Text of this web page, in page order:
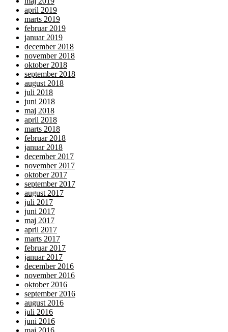
april 2019
marts 2019
februar 2019
januar 2019
december 2018
november 2018
oktober 2018
september 2018
august 2018
juli 2018
juni 2018
maj 2018
april 2018
marts 2018
februar 2018
januar 2018
december 2017
november 2017
oktober 2017
september 2017
august 2017
juli 2017
juni 2017
maj 2017
april 2017
marts 2017
februar 2017
januar 2017
december 2016
november 2016
oktober 2016
september 2016
august 2016
juli 2016
juni 2016